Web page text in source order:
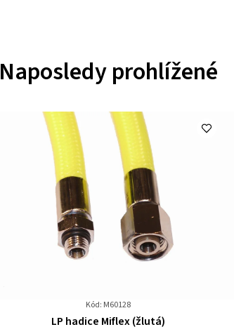
Naposledy prohlížené
Kód: M60128
Průměrné
LP hadice Miflex (žlutá)